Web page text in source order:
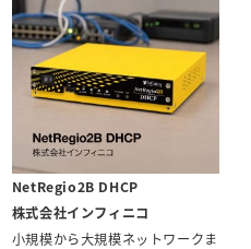
NetRegio2B DHCP
株式会社インフィニコ
小規模から大規模ネットワークま